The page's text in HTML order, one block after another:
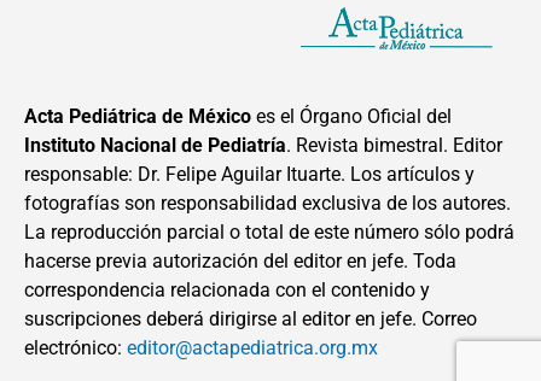
Acta Pediátrica de México es el Órgano Oficial del
Instituto Nacional de Pediatría. Revista bimestral. Editor
responsable: Dr. Felipe Aguilar Ituarte. Los artículos y
fotografías son responsabilidad exclusiva de los autores.
La reproducción parcial o total de este número sólo podrá
hacerse previa autorización del editor en jefe. Toda
correspondencia relacionada con el contenido y
suscripciones deberá dirigirse al editor en jefe. Correo
electrónico: editor@actapediatrica.org.mx